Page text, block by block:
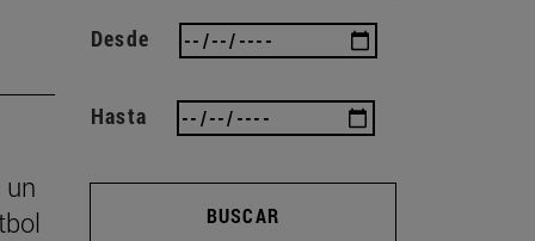
un
Desde
Hasta
BUSCAR